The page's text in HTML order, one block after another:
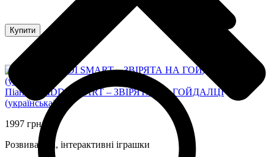
Піаніно KIDDI SMART – ЗВІРЯТА НА ГОЙДАЛЦІ
(українська)
1997 грн
Розвивальні, інтерактивні іграшки
Купити